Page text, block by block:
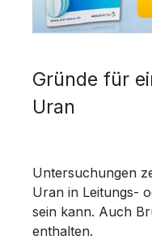
Gründe für
Uran
Untersuchungen
Uran in Leitungs-
sein kann. Auch
enthalten.